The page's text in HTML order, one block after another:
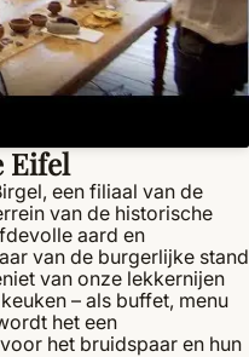
Eifel
een filiaal van de
van de historische
aard en
van de burgerlijke stand
van onze lekkernijen
– als buffet, menu
het een
het bruidspaar en hun